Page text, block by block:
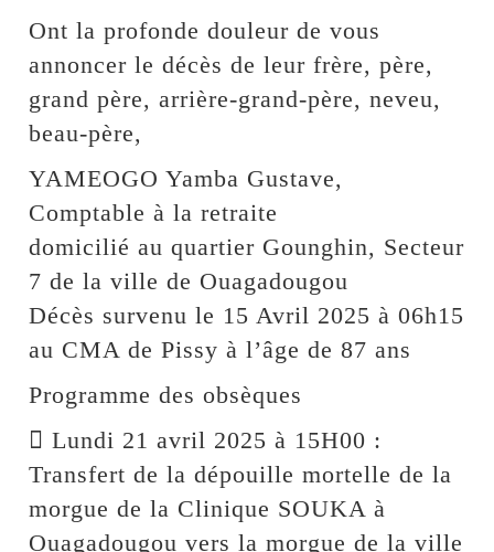
Ont la profonde douleur de vous
annoncer le décès de leur frère, père,
grand père, arrière-grand-père, neveu,
beau-père,
YAMEOGO Yamba Gustave,
Comptable à la retraite
domicilié au quartier Gounghin, Secteur
7 de la ville de Ouagadougou
Décès survenu le 15 Avril 2025 à 06h15
au CMA de Pissy à l’âge de 87 ans
Programme des obsèques
 Lundi 21 avril 2025 à 15H00 :
Transfert de la dépouille mortelle de la
morgue de la Clinique SOUKA à
Ouagadougou vers la morgue de la ville